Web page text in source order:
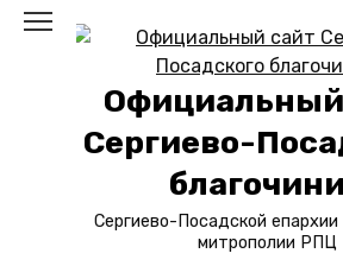
Перейти
Сергиево-
Сергиево-Посадской
митрополии РПЦ